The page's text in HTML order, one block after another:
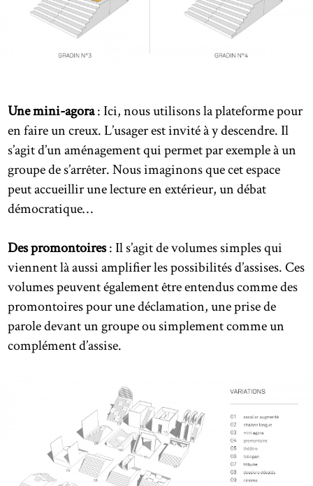
Une mini-agora: Ici, nous utilisons la plateforme pour
en faire un creux. L’usager est invité à y descendre. Il
s’agit d’un aménagement qui permet par exemple à un
groupe de s’arrêter. Nous imaginons que cet espace
peut accueillir une lecture en extérieur, un débat
démocratique…
Des promontoires: Il s’agit de volumes simples qui
viennent là aussi amplifier les possibilités d’assises. Ces
volumes peuvent également être entendus comme des
promontoires pour une déclamation, une prise de
parole devant un groupe ou simplement comme un
complément d’assise.